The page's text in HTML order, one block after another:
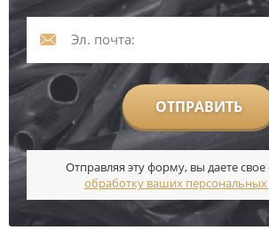
ОТПРАВИТЬ
Отправляя эту форму, вы даете свое
обработку ваших